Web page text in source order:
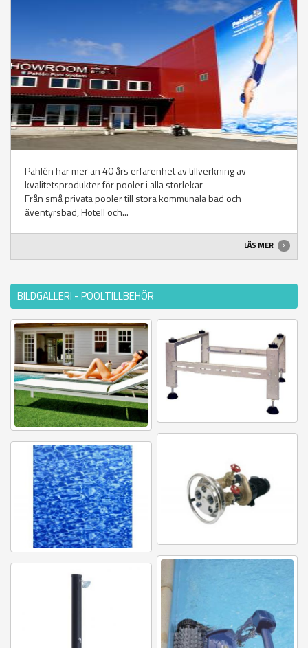
Pahlén har mer än 40 års erfarenhet av tillverkning av
kvalitetsprodukter för pooler i alla storlekar
Från små privata pooler till stora kommunala bad och
äventyrsbad, Hotell och...
LÄS MER
BILDGALLERI - POOLTILLBEHÖR